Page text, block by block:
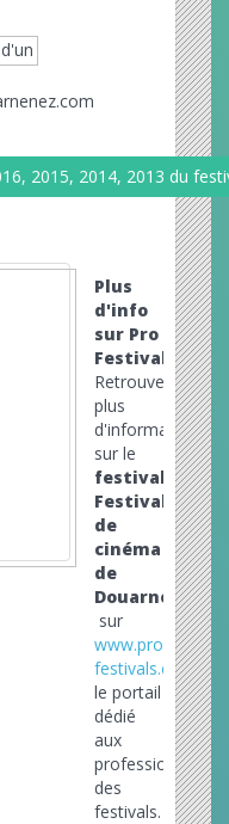
2015, 2014, 2013 du
Plus
d'info
sur Pro
Festivals
Retrouvez
plus
d'informations
sur le
festival
Festival
de
cinéma
de
Douarnenez
sur
www.pro-
festivals.com
le portail
dédié
aux
professionnels
des
festivals.